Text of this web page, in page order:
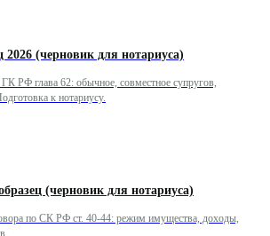
(черновик для нотариуса)
РФ глава 62: обычное, совместное супругов,
к нотариусу.
(черновик для нотариуса)
по СК РФ ст. 40-44: режим имущества, доходы,